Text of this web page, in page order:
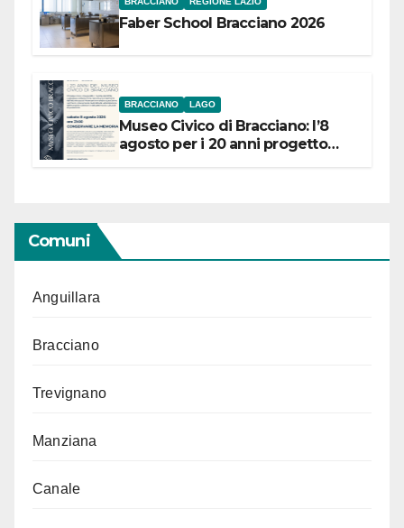
Faber School Bracciano 2026
BRACCIANO LAGO
Museo Civico di Bracciano: l’8
agosto per i 20 anni progetto
Comuni
Anguillara
Bracciano
Trevignano
Manziana
Canale